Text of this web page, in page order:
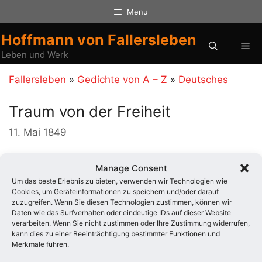
Manage Consent
Um das beste Erlebnis zu bieten, verwenden wir Technologien wie
Cookies, um Geräteinformationen zu speichern und/oder darauf
zuzugreifen. Wenn Sie diesen Technologien zustimmen, können wir
Daten wie das Surfverhalten oder eindeutige IDs auf dieser Website
verarbeiten. Wenn Sie nicht zustimmen oder Ihre Zustimmung widerrufen,
kann dies zu einer Beeinträchtigung bestimmter Funktionen und
Merkmale führen.
Inhalt
springen
Menu
Hoffmann von Fallersleben
Leben und Werk
Fallersleben » Gedichte von A – Z » Deutsches
Traum von der Freiheit
11. Mai 1849
Ja, es hat sich der Traum von der Freiheit erfüllt –
Ja, auf der Bierbank gibt‘ s Helden wie Sand an
dem Meer.
Kategorien
Deutsches